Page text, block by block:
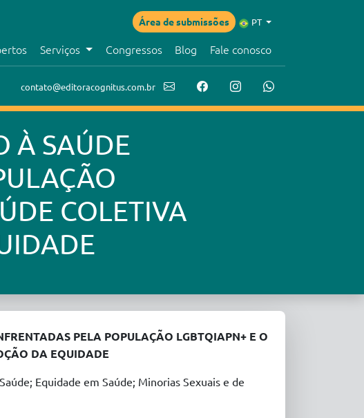
Área de submissões PT
Serviços Congressos Blog Fale conosco
contato@editoracognitus.com.br
À SAÚDE
COLETIVA
PELA POPULAÇÃO LGBTQIAPN+ E O
DA EQUIDADE
Equidade em Saúde; Minorias Sexuais e de